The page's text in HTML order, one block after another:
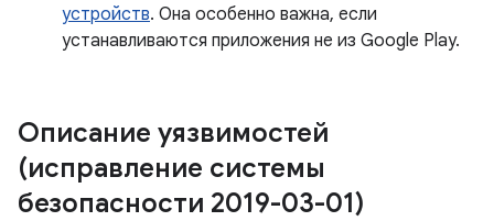
устройств. Она особенно важна, если
устанавливаются приложения не из Google Play.
Описание уязвимостей
(исправление системы
безопасности 2019-03-01)